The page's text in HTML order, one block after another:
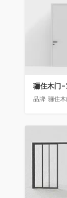
品牌: 骊住木